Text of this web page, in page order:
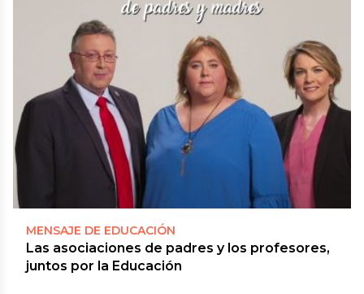
MENSAJE DE EDUCACIÓN
Las asociaciones de padres y los profesores,
juntos por la Educación